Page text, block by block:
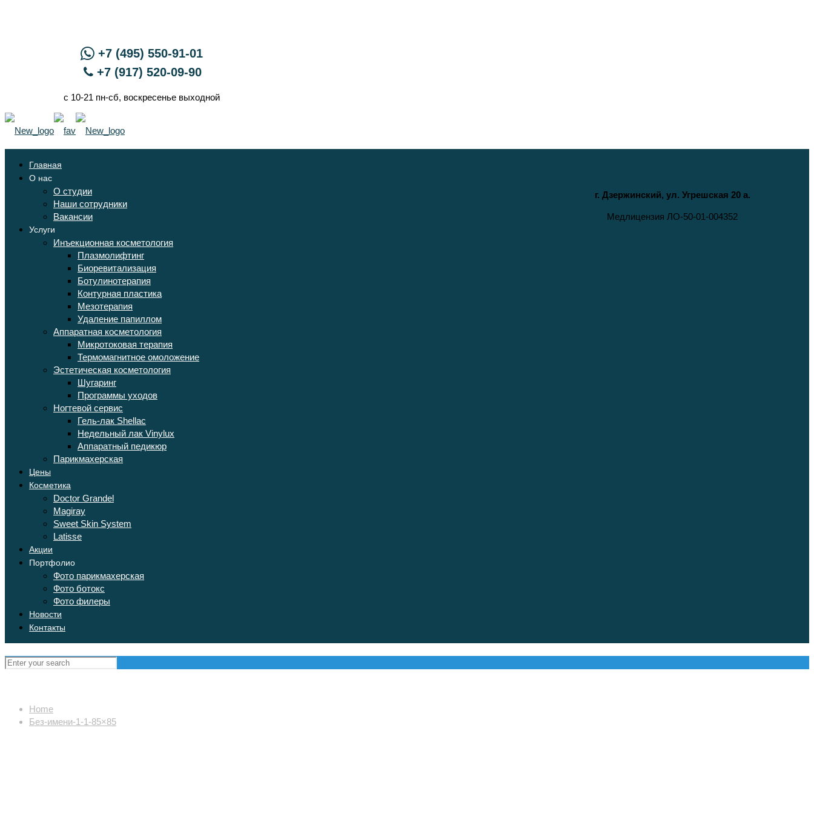
+7 (495) 550-91-01
+7 (917) 520-09-90
с 10-21 пн-сб, воскресенье выходной
г. Дзержинский, ул. Угрешская 20 а.
Медлицензия ЛО-50-01-004352
Главная
О нас
О студии
Наши сотрудники
Вакансии
Услуги
Инъекционная косметология
Плазмолифтинг
Биоревитализация
Ботулинотерапия
Контурная пластика
Мезотерапия
Удаление папиллом
Аппаратная косметология
Микротоковая терапия
Термомагнитное омоложение
Эстетическая косметология
Шугаринг
Программы уходов
Ногтевой сервис
Гель-лак Shellac
Недельный лак Vinylux
Аппаратный педикюр
Парикмахерская
Цены
Косметика
Doctor Grandel
Magiray
Sweet Skin System
Latisse
Акции
Портфолио
Фото парикмахерская
Фото ботокс
Фото филеры
Новости
Контакты
Home
Без-имени-1-1-85×85